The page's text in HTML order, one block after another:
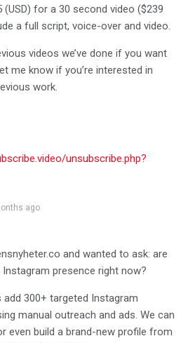
for a 30 second video ($239
a full script, voice-over and video.
videos we’ve done if you want
me know if you’re interested in
work.
unsubscribe.php?
ago
and wanted to ask: are
presence right now?
add 300+ targeted Instagram
manual outreach and ads. We can
even build a brand-new profile from